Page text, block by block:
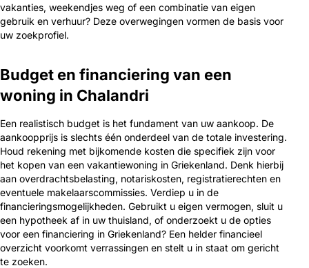
vakanties, weekendjes weg of een combinatie van eigen
gebruik en verhuur? Deze overwegingen vormen de basis voor
uw zoekprofiel.
Budget en financiering van een
woning in Chalandri
Een realistisch budget is het fundament van uw aankoop. De
aankoopprijs is slechts één onderdeel van de totale investering.
Houd rekening met bijkomende kosten die specifiek zijn voor
het kopen van een vakantiewoning in Griekenland. Denk hierbij
aan overdrachtsbelasting, notariskosten, registratierechten en
eventuele makelaarscommissies. Verdiep u in de
financieringsmogelijkheden. Gebruikt u eigen vermogen, sluit u
een hypotheek af in uw thuisland, of onderzoekt u de opties
voor een financiering in Griekenland? Een helder financieel
overzicht voorkomt verrassingen en stelt u in staat om gericht
te zoeken.